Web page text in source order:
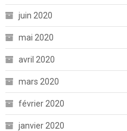
juin 2020
mai 2020
avril 2020
mars 2020
février 2020
janvier 2020